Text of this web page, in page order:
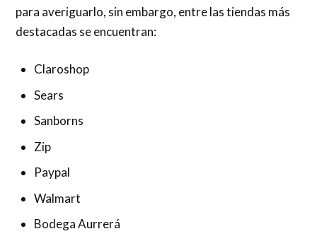
para averiguarlo, sin embargo, entre las tiendas más
destacadas se encuentran:
Claroshop
Sears
Sanborns
Zip
Paypal
Walmart
Bodega Aurrerá